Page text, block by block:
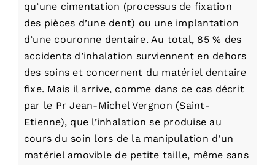
qu’une cimentation (processus de fixation
des pièces d’une dent) ou une implantation
d’une couronne dentaire. Au total, 85 % des
accidents d’inhalation surviennent en dehors
des soins et concernent du matériel dentaire
fixe. Mais il arrive, comme dans ce cas décrit
par le Pr Jean-Michel Vergnon (Saint-
Etienne), que l’inhalation se produise au
cours du soin lors de la manipulation d’un
matériel amovible de petite taille, même sans